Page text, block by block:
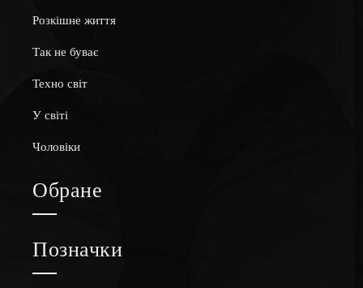
Розкішне життя
Так не буває
Техно світ
У світі
Чоловіки
Обране
Позначки